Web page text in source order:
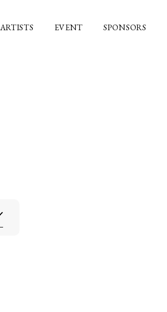
ARTISTS EVENT SPONSORS